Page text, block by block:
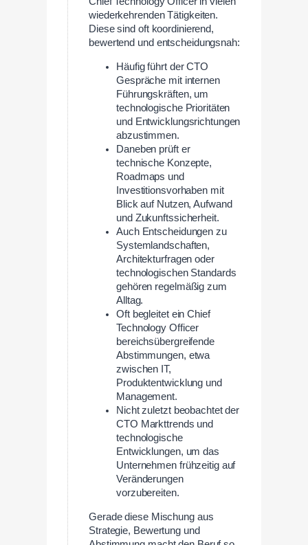
wiederkehrenden Tätigkeiten.
Diese sind oft koordinierend,
bewertend und entscheidungsnah:
Häufig führt der CTO
Gespräche mit internen
Führungskräften, um
technologische Prioritäten
und Entwicklungsrichtungen
abzustimmen.
Daneben prüft er
technische Konzepte,
Roadmaps und
Investitionsvorhaben mit
Blick auf Nutzen, Aufwand
und Zukunftssicherheit.
Auch Entscheidungen zu
Systemlandschaften,
Architekturfragen oder
technologischen Standards
gehören regelmäßig zum
Alltag.
Oft begleitet ein Chief
Technology Officer
bereichsübergreifende
Abstimmungen, etwa
zwischen IT,
Produktentwicklung und
Management.
Nicht zuletzt beobachtet der
CTO Markttrends und
technologische
Entwicklungen, um das
Unternehmen frühzeitig auf
Veränderungen
vorzubereiten.
Gerade diese Mischung aus
Strategie, Bewertung und